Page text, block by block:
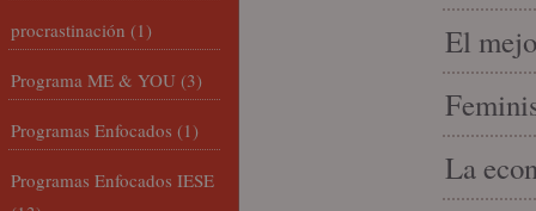
El
La
procrastinación (1)
Programa ME & YOU (3)
Programas Enfocados (1)
Programas Enfocados IESE